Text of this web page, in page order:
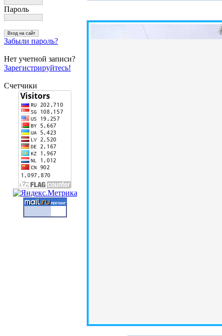
Пароль
Забыли пароль?
Нет учетной записи?
Зарегистрируйтесь!
Счетчики